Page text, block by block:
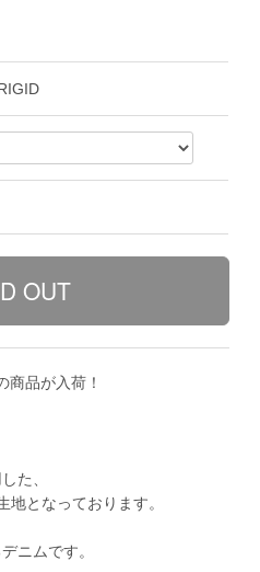
商品が入荷！
た、
地となっております。
ニムです。